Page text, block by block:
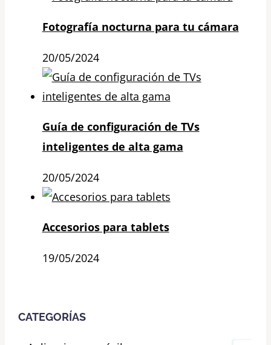
Fotografía nocturna para tu cámara
20/05/2024
Guía de configuración de TVs
inteligentes de alta gama
20/05/2024
Accesorios para tablets
19/05/2024
CATEGORÍAS